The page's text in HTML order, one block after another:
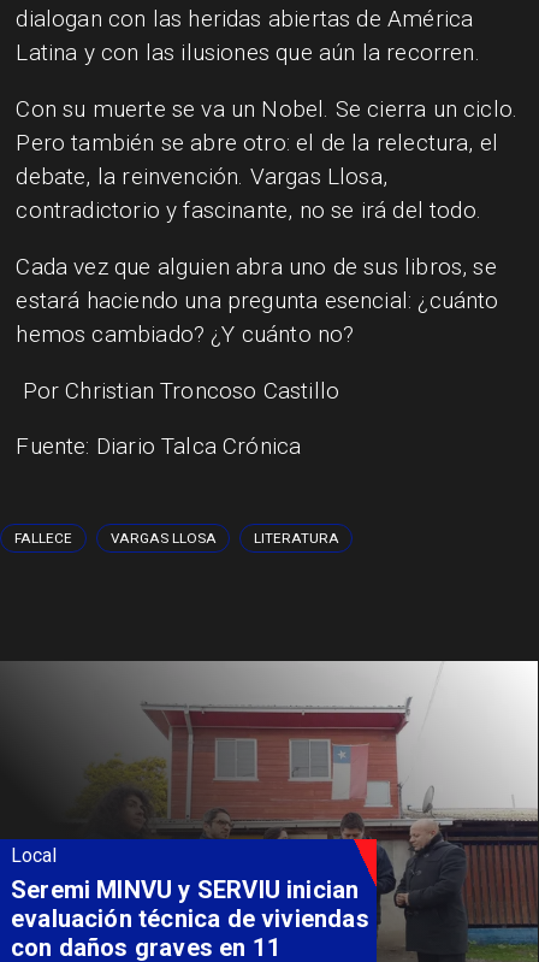
dialogan con las heridas abiertas de América
Latina y con las ilusiones que aún la recorren.
Con su muerte se va un Nobel. Se cierra un ciclo.
Pero también se abre otro: el de la relectura, el
debate, la reinvención. Vargas Llosa,
contradictorio y fascinante, no se irá del todo.
Cada vez que alguien abra uno de sus libros, se
estará haciendo una pregunta esencial: ¿cuánto
hemos cambiado? ¿Y cuánto no?
Por Christian Troncoso Castillo
Fuente: Diario Talca Crónica
FALLECE VARGAS LLOSA LITERATURA
Local
Fondo Orasmi entrega apoyo a
familia de Romeral para
costear alimentación